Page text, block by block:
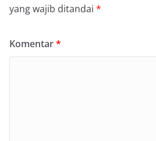
yang wajib ditandai *
Komentar*